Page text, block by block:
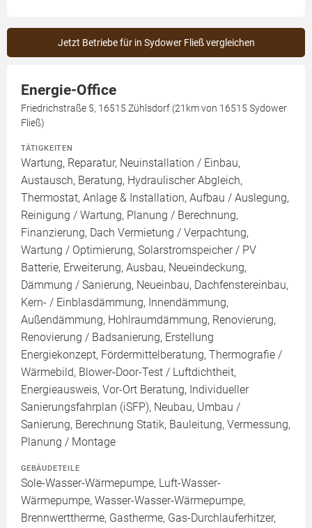
Jetzt Betriebe für in Sydower Fließ vergleichen
Energie-Office
Friedrichstraße 5, 16515 Zühlsdorf (21km von 16515 Sydower
Fließ)
TÄTIGKEITEN
Wartung, Reparatur, Neuinstallation / Einbau,
Austausch, Beratung, Hydraulischer Abgleich,
Thermostat, Anlage & Installation, Aufbau / Auslegung,
Reinigung / Wartung, Planung / Berechnung,
Finanzierung, Dach Vermietung / Verpachtung,
Wartung / Optimierung, Solarstromspeicher / PV
Batterie, Erweiterung, Ausbau, Neueindeckung,
Dämmung / Sanierung, Neueinbau, Dachfenstereinbau,
Kern- / Einblasdämmung, Innendämmung,
Außendämmung, Hohlraumdämmung, Renovierung,
Renovierung / Badsanierung, Erstellung
Energiekonzept, Fördermittelberatung, Thermografie /
Wärmebild, Blower-Door-Test / Luftdichtheit,
Energieausweis, Vor-Ort Beratung, Individueller
Sanierungsfahrplan (iSFP), Neubau, Umbau /
Sanierung, Berechnung Statik, Bauleitung, Vermessung,
Planung / Montage
GEBÄUDETEILE
Sole-Wasser-Wärmepumpe, Luft-Wasser-
Wärmepumpe, Wasser-Wasser-Wärmepumpe,
Brennwerttherme, Gastherme, Gas-Durchlauferhitzer,